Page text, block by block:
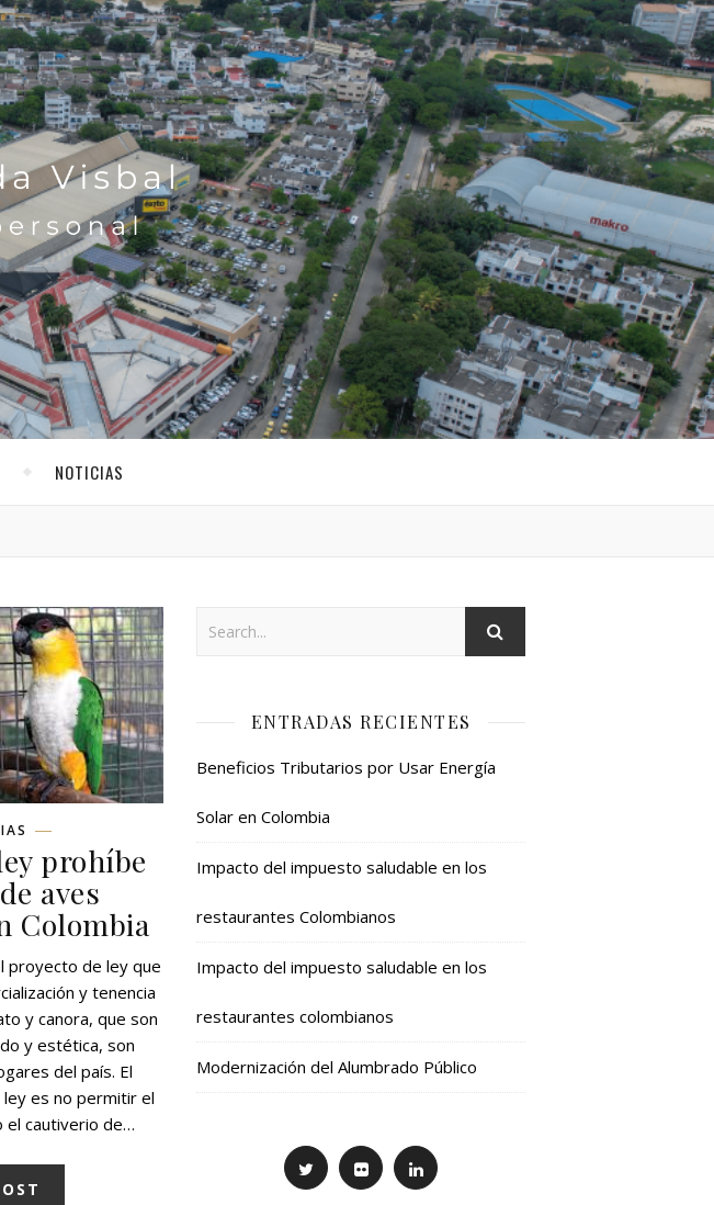
NOTICIAS
prohíbe
aves
Colombia
proyecto de ley que
y tenencia
y canora, que son
y estética, son
del país. El
es no permitir el
el cautiverio de…
ENTRADAS RECIENTES
Beneficios Tributarios por Usar Energía
Solar en Colombia
Impacto del impuesto saludable en los
restaurantes Colombianos
Impacto del impuesto saludable en los
restaurantes colombianos
Modernización del Alumbrado Público